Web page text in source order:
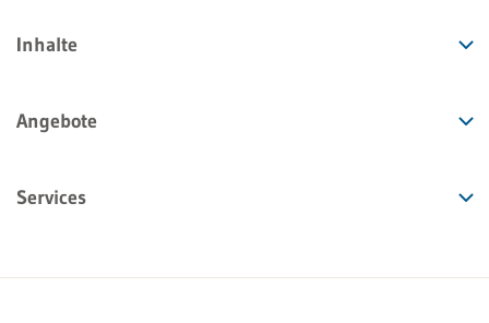
Inhalte
Angebote
Services